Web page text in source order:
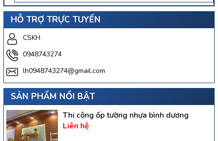
HỖ TRỢ TRỰC TUYẾN
CSKH
0948743274
lh0948743274@gmail.com
SẢN PHẨM NỔI BẬT
Thi công ốp tường nhựa bình dương
Liên hệ